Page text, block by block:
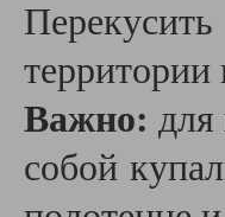
территории
Важно: для
собой